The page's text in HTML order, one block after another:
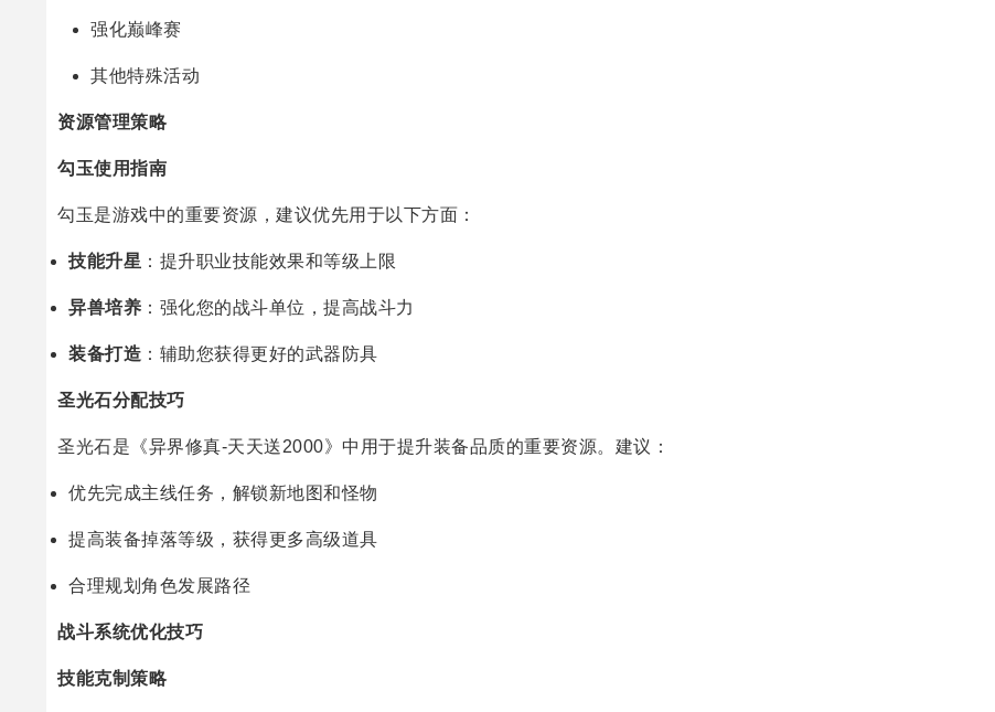
强化巅峰赛
其他特殊活动
资源管理策略
勾玉使用指南
勾玉是游戏中的重要资源，建议优先用于以下方面：
技能升星 ：提升职业技能效果和等级上限
异兽培养 ：强化您的战斗单位，提高战斗力
装备打造 ：辅助您获得更好的武器防具
圣光石分配技巧
圣光石是《异界修真-天天送2000》中用于提升装备品质的重要资源。建议：
优先完成主线任务，解锁新地图和怪物
提高装备掉落等级，获得更多高级道具
合理规划角色发展路径
战斗系统优化技巧
技能克制策略